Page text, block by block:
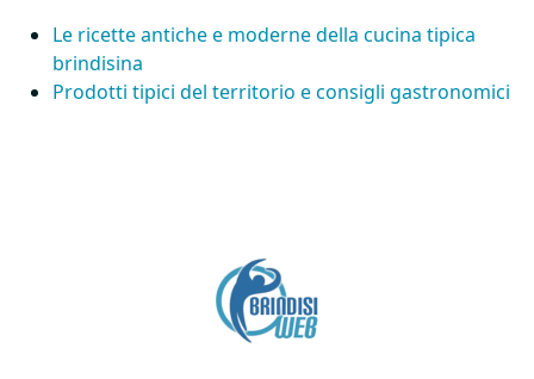
Le ricette antiche e moderne della cucina tipica
brindisina
Prodotti tipici del territorio e consigli gastronomici